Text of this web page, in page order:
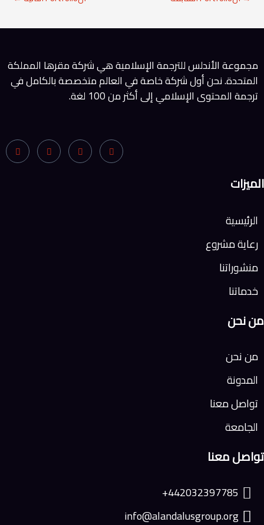
مجموعة الأندلس للترجمة الإسلامية هي شركة مقرها المملكة
المتحدة. نحن أول شركة خاصة في العالم متخصصة بالكامل في
ترجمة المحتوى الإسلامي إلى أكثر من 100 لغة.
الميزات
الرئيسية
رعاية مشروع
منشوراتنا
خدماتنا
من نحن
من نحن
المدونة
تواصل معنا
الجامعة
تواصل معنا
442032397785+
info@alandalusgroup.org